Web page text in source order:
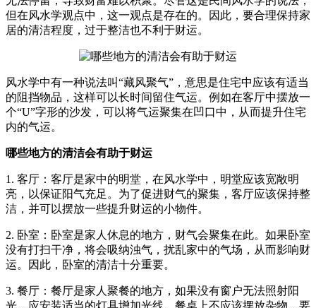
但在风水学观点中，这一观点是存在的。因此，要合理保持家
居的清洁程度，过于整洁也不利于财运。
风水学中有一种说法叫“藏风聚气”，意思是住宅中应该有适当
的阻挡物品，这样可以长时间留住气运。例如在客厅中摆放一
个“U”字形的沙发，可以将气运聚集在凹口中，从而提升住宅
内的气运。
哪些地方的清洁会有助于财运
1. 客厅：客厅是家中的明堂，在风水学中，明堂应该宽敞明
亮，以保证阳气充足。为了促进财气的聚集，客厅应该保持整
洁，并可以摆放一些提升财运的小物件。
2. 卧室：卧室是家人休息的地方，财气会聚集在此。如果卧室
没有打扫干净，将会吸纳浊气，扰乱家中的气场，从而影响财
运。因此，卧室的清洁十分重要。
3. 餐厅：餐厅是家人聚餐的地方，如果没有窗户无法照射阳
光，应安装适当的灯具增加光线。餐桌上不应该摆放杂物，要